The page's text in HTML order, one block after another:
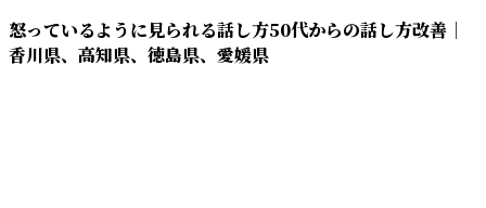
コ
ン
ナ
ビ
怒っているように見られる話し方50代からの話し方改善｜
香川県、高知県、徳島県、愛媛県